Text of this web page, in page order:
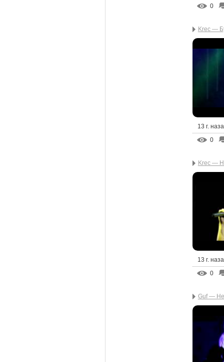
0
Krec —
13 г.
0
Krec —
13 г.
0
Guf — Не